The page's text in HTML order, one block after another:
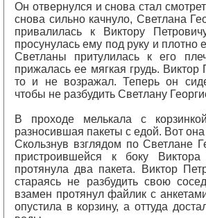
Он отвернулся и снова стал
снова сильно качнуло, Светлана
привалилась к Виктору
просунулась ему под руку и плотно
Светланы притулилась к его
прижалась ее мягкая грудь. Виктор
то и не возражал. Теперь он
чтобы не разбудить Светлану
В проходе мелькала с
разносившая пакеты с едой. Вот
Скользнув взглядом по Светлане
пристроившейся к боку
протянула два пакета. Виктор
стараясь не разбудить свою
взамен протянул файлик с
опустила в корзину, а оттуда